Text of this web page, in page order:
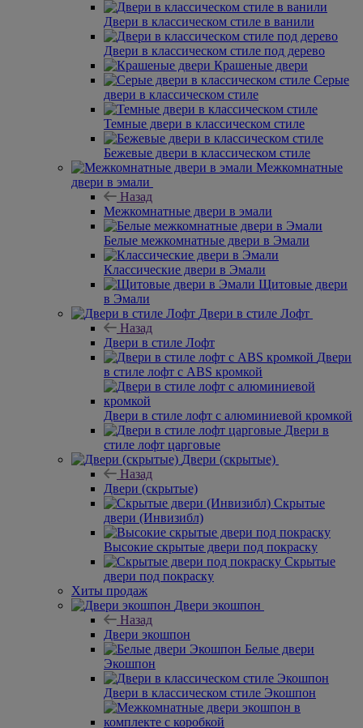
Двери в классическом стиле в ванили
Двери в классическом стиле под дерево
Крашеные двери
Серые
двери в классическом стиле
Темные двери в классическом стиле
Бежевые двери в классическом стиле
Межкомнатные
двери в эмали
Назад
Межкомнатные двери в эмали
Белые межкомнатные двери в Эмали
Классические двери в Эмали
Щитовые двери
в Эмали
Двери в стиле Лофт
Назад
Двери в стиле Лофт
Двери
в стиле лофт с ABS кромкой
Двери в стиле лофт с алюминиевой кромкой
Двери в
стиле лофт царговые
Двери (скрытые)
Назад
Двери (скрытые)
Скрытые
двери (Инвизибл)
Высокие скрытые двери под покраску
Скрытые
двери под покраску
Хиты продаж
Двери экошпон
Назад
Двери экошпон
Белые двери
Экошпон
Двери в классическом стиле Экошпон